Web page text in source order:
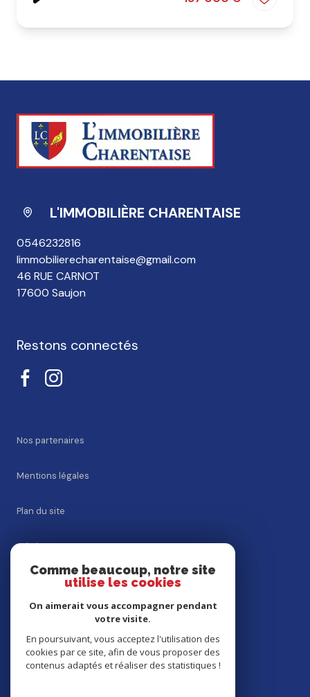
L'IMMOBILIÈRE CHARENTAISE
0546232816
limmobilierecharentaise@gmail.com
46 RUE CARNOT
17600 Saujon
Restons connectés
Nos partenaires
Mentions légales
Plan du site
Admin
Nos honoraires
Cookies
Comme beaucoup, notre site
utilise les cookies
On aimerait vous accompagner pendant
votre visite.
En poursuivant, vous acceptez l'utilisation des
cookies par ce site, afin de vous proposer des
contenus adaptés et réaliser des statistiques !